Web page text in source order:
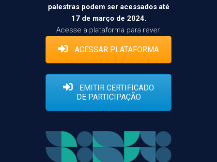
palestras podem ser acessados até
17 de março de 2024.
Acesse a plataforma para rever.
ACESSAR PLATAFORMA
EMITIR CERTIFICADO
DE PARTICIPAÇÃO